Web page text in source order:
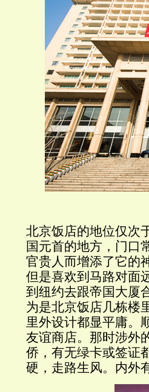
北京饭店的地位仅次
国元首的地方，门口
官贵人而增添了它的
但是喜欢到马路对面
到纽约去跟帝国大厦
为是北京饭店几栋楼
里外设计都显平庸。
友谊商店。那时涉外
侨，有无绿卡或签证
硬，走路生风。内外